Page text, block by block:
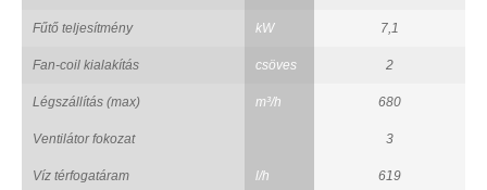
Fűtő teljesítmény kW 7,1
Fan-coil kialakítás csöves 2
Légszállítás (max) m³/h 680
Ventilátor fokozat 3
Víz térfogatáram l/h 619